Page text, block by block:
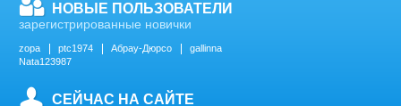
НОВЫЕ ПОЛЬЗОВАТЕЛИ
зарегистрированные новички
zopa ptc1974 Абрау-Дюрсо
gallinna
Nata123987
СЕЙЧАС НА САЙТЕ